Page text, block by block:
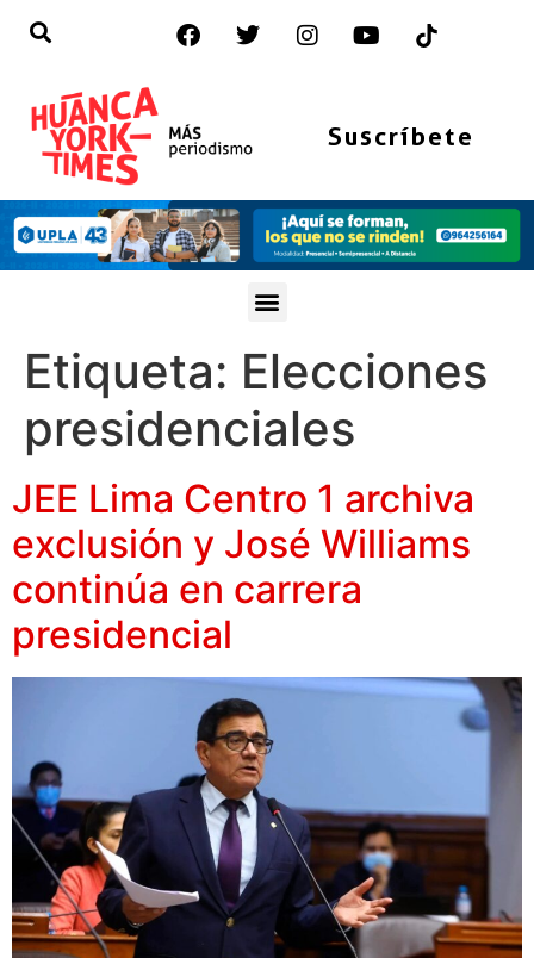
Suscríbete
Etiqueta: Elecciones
presidenciales
JEE Lima Centro 1 archiva
exclusión y José Williams
continúa en carrera
presidencial